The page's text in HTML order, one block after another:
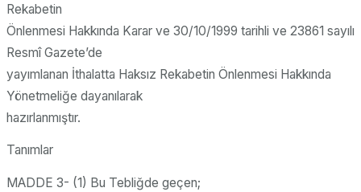
Rekabetin
Önlenmesi Hakkında Karar ve 30/10/1999 tarihli ve 23861 sayılı
Resmî Gazete’de
yayımlanan İthalatta Haksız Rekabetin Önlenmesi Hakkında
Yönetmeliğe dayanılarak
hazırlanmıştır.
Tanımlar
MADDE 3- (1) Bu Tebliğde geçen;